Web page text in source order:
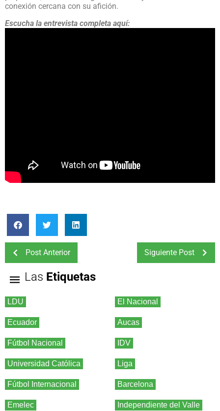
conexión cercana con su afición.
Escucha la entrevista completa aquí:
Post Anterior Siguiente Post
Las Etiquetas
LDU El Nacional
Ecuador Aucas
Fútbol Nacional IDV
Universidad Católica Liga
Fútbol Internacional Barcelona
Emelec Independiente del Valle